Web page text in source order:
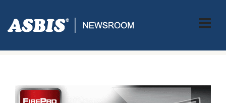
ASBIS CROATIA> SUPPLIERS> AMD FIREPRO PROFESSIONAL